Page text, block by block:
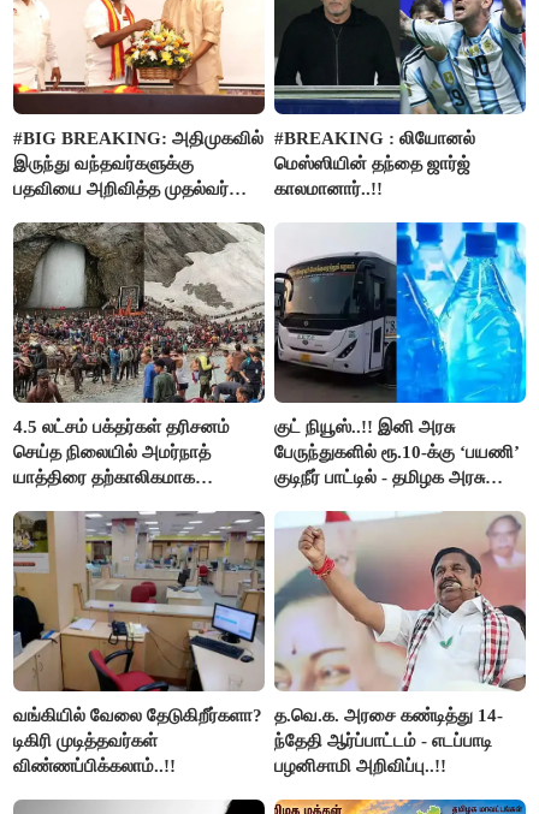
#BIG BREAKING: அதிமுகவில்
இருந்து வந்தவர்களுக்கு
பதவியை அறிவித்த முதல்வர்
#BREAKING : லியோனல்
மெஸ்ஸியின் தந்தை ஜார்ஜ்
காலமானார்..!!
4.5 லட்சம் பக்தர்கள் தரிசனம்
செய்த நிலையில் அமர்நாத்
யாத்திரை தற்காலிகமாக
குட் நியூஸ்..!! இனி அரசு
பேருந்துகளில் ரூ.10-க்கு ‘பயணி’
குடிநீர் பாட்டில் - தமிழக அரசு
வங்கியில் வேலை தேடுகிறீர்களா?
டிகிரி முடித்தவர்கள்
விண்ணப்பிக்கலாம்..!!
த.வெ.க. அரசை கண்டித்து 14-
ந்தேதி ஆர்ப்பாட்டம் - எடப்பாடி
பழனிசாமி அறிவிப்பு..!!